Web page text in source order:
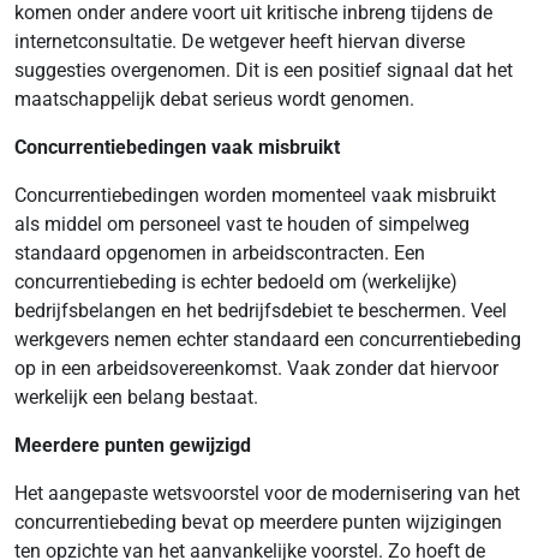
komen onder andere voort uit kritische inbreng tijdens de
internetconsultatie. De wetgever heeft hiervan diverse
suggesties overgenomen. Dit is een positief signaal dat het
maatschappelijk debat serieus wordt genomen.
Concurrentiebedingen vaak misbruikt
Concurrentiebedingen worden momenteel vaak misbruikt
als middel om personeel vast te houden of simpelweg
standaard opgenomen in arbeidscontracten. Een
concurrentiebeding is echter bedoeld om (werkelijke)
bedrijfsbelangen en het bedrijfsdebiet te beschermen. Veel
werkgevers nemen echter standaard een concurrentiebeding
op in een arbeidsovereenkomst. Vaak zonder dat hiervoor
werkelijk een belang bestaat.
Meerdere punten gewijzigd
Het aangepaste wetsvoorstel voor de modernisering van het
concurrentiebeding bevat op meerdere punten wijzigingen
ten opzichte van het aanvankelijke voorstel. Zo hoeft de